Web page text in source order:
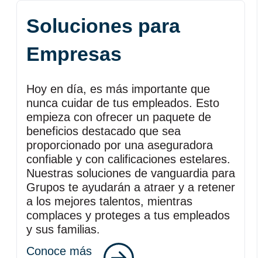
Soluciones para
Empresas
Hoy en día, es más importante que
nunca cuidar de tus empleados. Esto
empieza con ofrecer un paquete de
beneficios destacado que sea
proporcionado por una aseguradora
confiable y con calificaciones estelares.
Nuestras soluciones de vanguardia para
Grupos te ayudarán a atraer y a retener
a los mejores talentos, mientras
complaces y proteges a tus empleados
y sus familias.
Conoce más